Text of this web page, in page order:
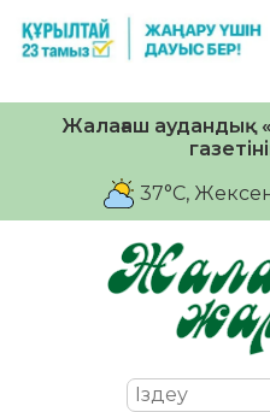
Жалағаш аудандық
37°C,